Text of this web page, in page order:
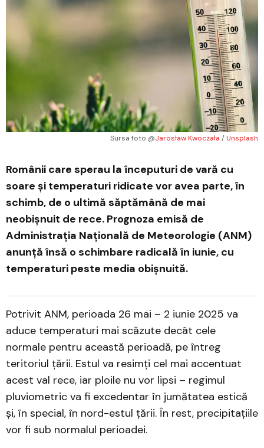
Sursa foto @Jarosław Kwoczała / Unsplash
Românii care sperau la începuturi de vară cu
soare și temperaturi ridicate vor avea parte, în
schimb, de o ultimă săptămână de mai
neobișnuit de rece. Prognoza emisă de
Administrația Națională de Meteorologie (ANM)
anunță însă o schimbare radicală în iunie, cu
temperaturi peste media obișnuită.
Potrivit ANM, perioada 26 mai – 2 iunie 2025 va
aduce temperaturi mai scăzute decât cele
normale pentru această perioadă, pe întreg
teritoriul țării. Estul va resimți cel mai accentuat
acest val rece, iar ploile nu vor lipsi – regimul
pluviometric va fi excedentar în jumătatea estică
și, în special, în nord-estul țării. În rest, precipitațiile
vor fi sub normalul perioadei.